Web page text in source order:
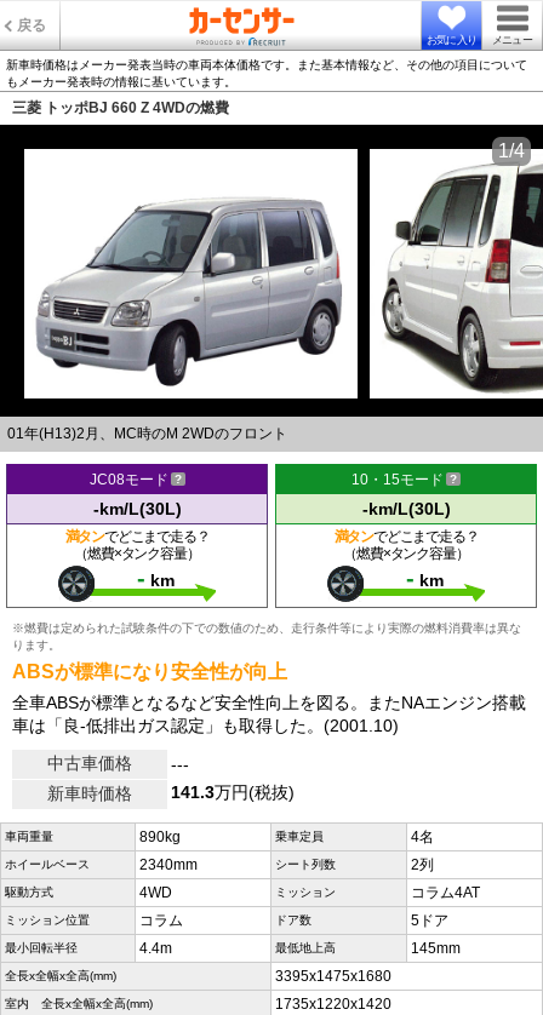
戻る
お気に入り メニュー
新車時価格はメーカー発表当時の車両本体価格です。また基本情報など、その他の項目について
もメーカー発表時の情報に基いています。
三菱 トッポBJ 660 Z 4WDの燃費
01年(H13)2月、MC時のM 2WDのフロント
1/4
JC08モード
-km/L(30L)
満タンでどこまで走る？
（燃費×タンク容量）
- km
10・15モード
-km/L(30L)
満タンでどこまで走る？
（燃費×タンク容量）
- km
※燃費は定められた試験条件の下での数値のため、走行条件等により実際の燃料消費率は異な
ります。
ABSが標準になり安全性が向上
全車ABSが標準となるなど安全性向上を図る。またNAエンジン搭載
車は「良-低排出ガス認定」も取得した。(2001.10)
中古車価格
---
新車時価格
141.3万円(税抜)
車両重量 890kg 乗車定員 4名
ホイールベース 2340mm シート列数 2列
駆動方式 4WD ミッション コラム4AT
ミッション位置 コラム ドア数 5ドア
最小回転半径 4.4m 最低地上高 145mm
全長x全幅x全高(mm) 3395x1475x1680
室内 全長x全幅x全高(mm) 1735x1220x1420